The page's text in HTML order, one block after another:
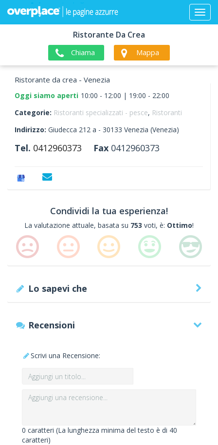
Ristorante Da Crea
Chiama Mappa
Ristorante da crea - Venezia
Oggi siamo aperti 10:00 - 12:00 | 19:00 - 22:00
Categorie: Ristoranti specializzati - pesce, Ristoranti
Indirizzo: Giudecca 212 a - 30133 Venezia (Venezia)
Tel. 0412960373 Fax 0412960373
Condividi la tua esperienza!
La valutazione attuale, basata su 753 voti, è: Ottimo!
Lo sapevi che
Recensioni
Scrivi una Recensione:
0 caratteri (La lunghezza minima del testo è di 40
caratteri)